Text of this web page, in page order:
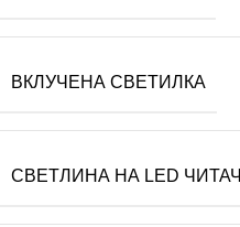
ВКЛУЧЕНА СВЕТИЛКА
СВЕТЛИНА НА LED ЧИТАЧ